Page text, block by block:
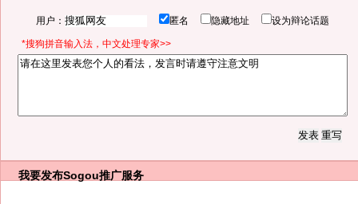
用户： 匿名 隐藏地址 设为辩论话题
*搜狗拼音输入法，中文处理专家>>
我要发布Sogou推广服务